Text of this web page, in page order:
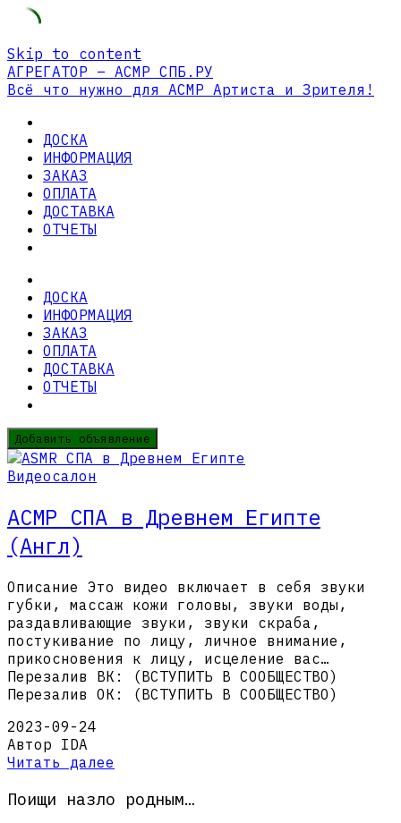
Skip to content
АГРЕГАТОР – АСМР СПБ.РУ
Всё что нужно для АСМР Артиста и Зрителя!
ДОСКА
ИНФОРМАЦИЯ
ЗАКАЗ
ОПЛАТА
ДОСТАВКА
ОТЧЕТЫ
ДОСКА
ИНФОРМАЦИЯ
ЗАКАЗ
ОПЛАТА
ДОСТАВКА
ОТЧЕТЫ
Добавить объявление
Видеосалон
АСМР СПА в Древнем Египте
(Англ)
Описание Это видео включает в себя звуки
губки, массаж кожи головы, звуки воды,
раздавливающие звуки, звуки скраба,
постукивание по лицу, личное внимание,
прикосновения к лицу, исцеление вас…
Перезалив ВК: (ВСТУПИТЬ В СООБЩЕСТВО)
Перезалив ОК: (ВСТУПИТЬ В СООБЩЕСТВО)
2023-09-24
Автор IDA
Читать далее
Поищи назло родным…